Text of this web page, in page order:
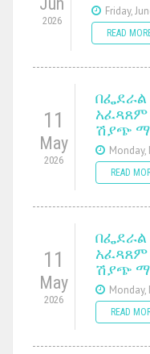
2026
Friday,
READ
11
May
2026
በፌደራል
ሽያጭ
Monday,
READ
11
May
2026
በፌደራል
ሽያጭ
Monday,
READ